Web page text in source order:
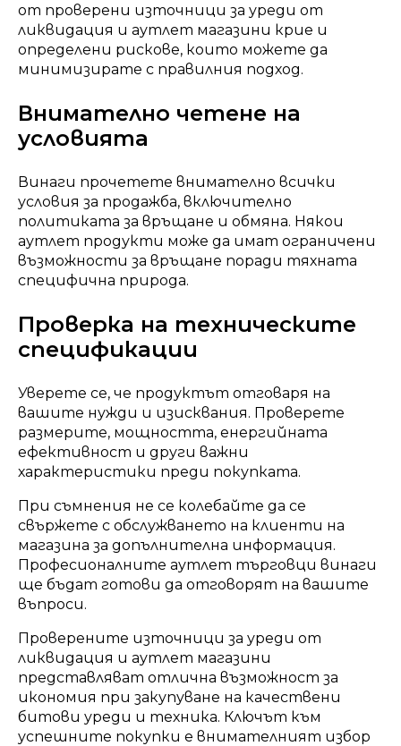
от проверени източници за уреди от
ликвидация и аутлет магазини крие и
определени рискове, които можете да
минимизирате с правилния подход.
Внимателно четене на
условията
Винаги прочетете внимателно всички
условия за продажба, включително
политиката за връщане и обмяна. Някои
аутлет продукти може да имат ограничени
възможности за връщане поради тяхната
специфична природа.
Проверка на техническите
спецификации
Уверете се, че продуктът отговаря на
вашите нужди и изисквания. Проверете
размерите, мощността, енергийната
ефективност и други важни
характеристики преди покупката.
При съмнения не се колебайте да се
свържете с обслужването на клиенти на
магазина за допълнителна информация.
Професионалните аутлет търговци винаги
ще бъдат готови да отговорят на вашите
въпроси.
Проверените източници за уреди от
ликвидация и аутлет магазини
представляват отлична възможност за
икономия при закупуване на качествени
битови уреди и техника. Ключът към
успешните покупки е внимателният избор